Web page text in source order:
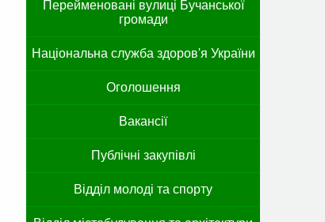
Перейменовані вулиці Бучанської
громади
Національна служба здоров'я України
Оголошення
Вакансії
Публічні закупівлі
Відділ молоді та спорту